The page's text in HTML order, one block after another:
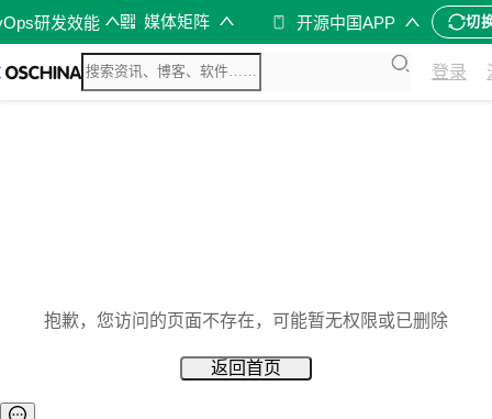
研发效能 媒体矩阵 开源中国APP 切
登录
抱歉，您访问的页面不存在，可能暂无权限或已删除
返回首页